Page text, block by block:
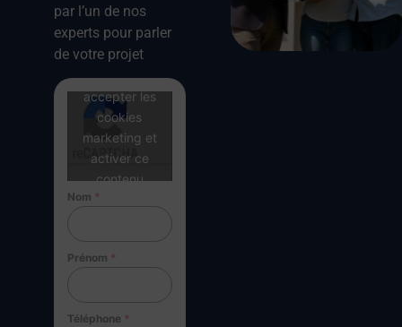
par l’un de nos
experts pour parler
de votre projet
Cliquez pour
accepter les
cookies
marketing et
activer ce
contenu
Nom *
Prénom *
Téléphone *